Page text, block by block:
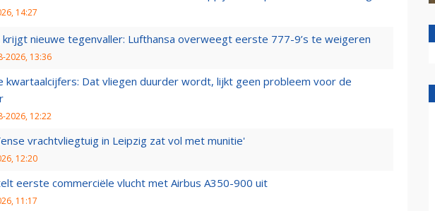
14:27
krijgt nieuwe tegenvaller: Lufthansa overweegt eerste 777-9’s te weigeren
2026, 13:36
kwartaalcijfers: Dat vliegen duurder wordt, lijkt geen probleem voor de
2026, 12:22
vrachtvliegtuig in Leipzig zat vol met munitie'
12:20
eerste commerciële vlucht met Airbus A350-900 uit
11:17